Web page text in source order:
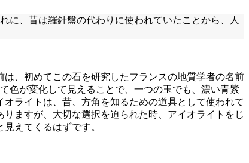
に、昔は羅針盤の代わりに使われていたことから、人
、初めてこの石を研究したフランスの地質学者の名前
色が変化して見えることで、一つの玉でも、濃い青紫
ライトは、昔、方角を知るための道具として使われて
ますが、大切な選択を迫られた時、アイオライトをじ
えてくるはずです。